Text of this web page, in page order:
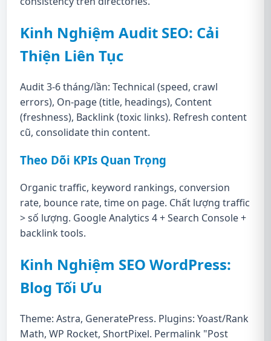
Kinh Nghiệm Audit SEO: Cải
Thiện Liên Tục
Audit 3-6 tháng/lần: Technical (speed, crawl
errors), On-page (title, headings), Content
(freshness), Backlink (toxic links). Refresh content
cũ, consolidate thin content.
Theo Dõi KPIs Quan Trọng
Organic traffic, keyword rankings, conversion
rate, bounce rate, time on page. Chất lượng traffic
> số lượng. Google Analytics 4 + Search Console +
backlink tools.
Kinh Nghiệm SEO WordPress:
Blog Tối Ưu
Theme: Astra, GeneratePress. Plugins: Yoast/Rank
Math, WP Rocket, ShortPixel. Permalink "Post